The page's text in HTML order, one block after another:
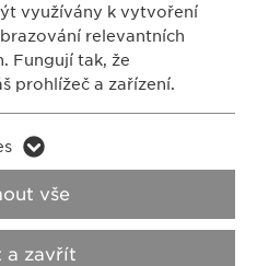
317 247
VPOIS
využívány k vytvoření
relevantních
Fungují tak, že
prohlížeč a zařízení.
a zavřít
vše